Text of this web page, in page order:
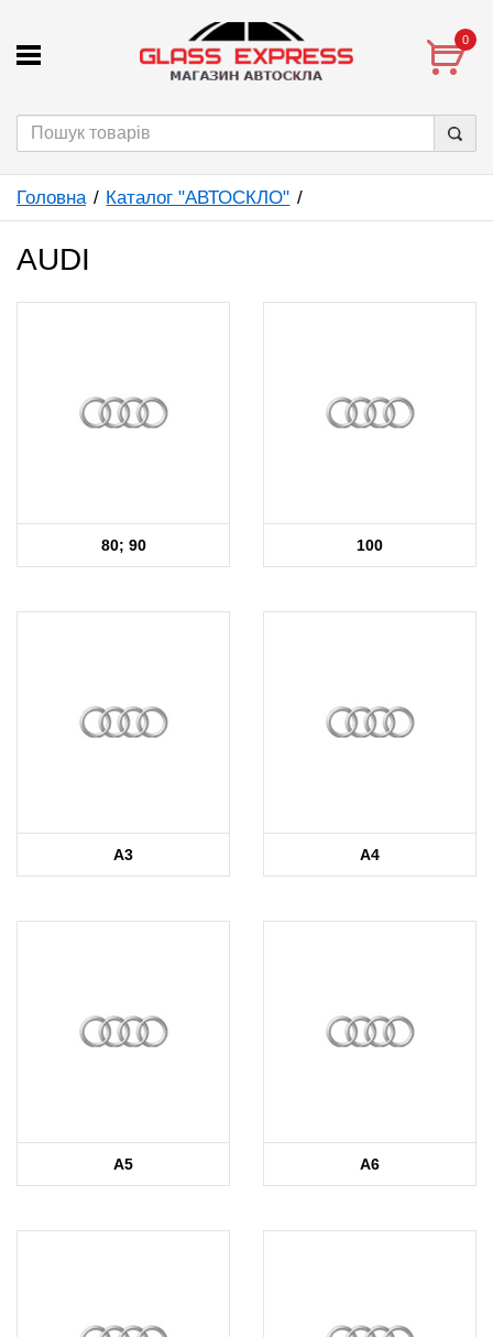
0
Головна Каталог "АВТОСКЛО"
AUDI
80; 90 100
A3 A4
A5 A6